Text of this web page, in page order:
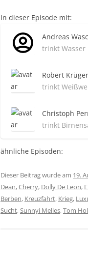
In dieser Episode mit:
Andreas
trinkt Wasser
Robert Krüger
trinkt
Christoph
trinkt
ähnliche Episoden:
Dieser Beitrag wurde am 19.
Dean,Cherry, Dolly De Leon,
Berben, Kreuzfahrt, Krieg,
Sucht, Sunnyi Melles,Tom